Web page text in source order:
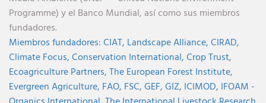
Programme) y el Banco Mundial, así como sus miembros
fundadores.
Miembros fundadores:CIAT, Landscape Alliance,CIRAD,
Climate Focus,Conservation International,Crop Trust,
Ecoagriculture Partners,The European Forest Institute,
Evergreen Agriculture, FAO, FSC,GEF,GIZ, ICIMOD, IFOAM -